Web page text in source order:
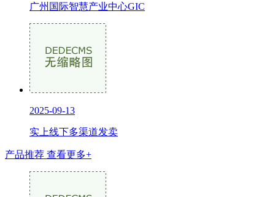
广州国际智慧产业中心GIC
2025-09-13
实上线下多渠道发卖
产品推荐 查看更多+